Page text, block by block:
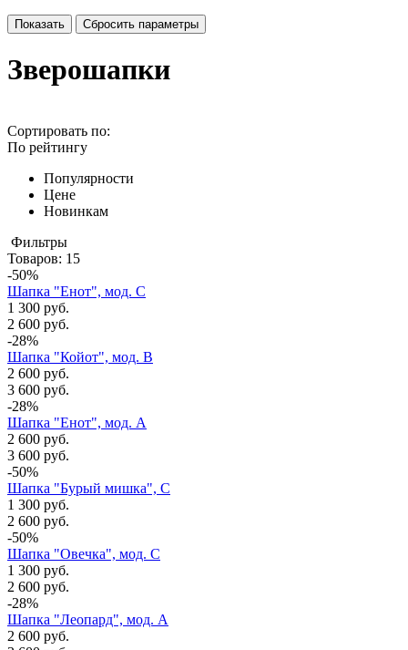
Зверошапки
Сортировать по:
По рейтингу
Популярности
Цене
Новинкам
Фильтры
Товаров: 15
-50%
Шапка "Енот", мод. С
1 300 руб.
2 600 руб.
-28%
Шапка "Койот", мод. В
2 600 руб.
3 600 руб.
-28%
Шапка "Енот", мод. А
2 600 руб.
3 600 руб.
-50%
Шапка "Бурый мишка", C
1 300 руб.
2 600 руб.
-50%
Шапка "Овечка", мод. С
1 300 руб.
2 600 руб.
-28%
Шапка "Леопард", мод. А
2 600 руб.